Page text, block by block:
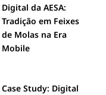
Digital da AESA:
Tradição em Feixes
de Molas na Era
Mobile
Case Study: Digital